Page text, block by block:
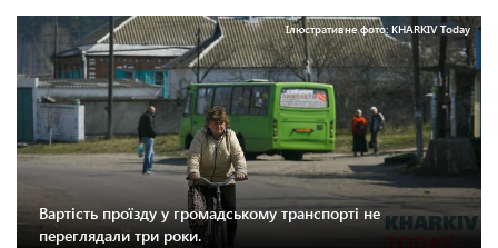
Ілюстративне фото: KHARKIV Today
Вартість проїзду у громадському транспорті не
переглядали три роки.